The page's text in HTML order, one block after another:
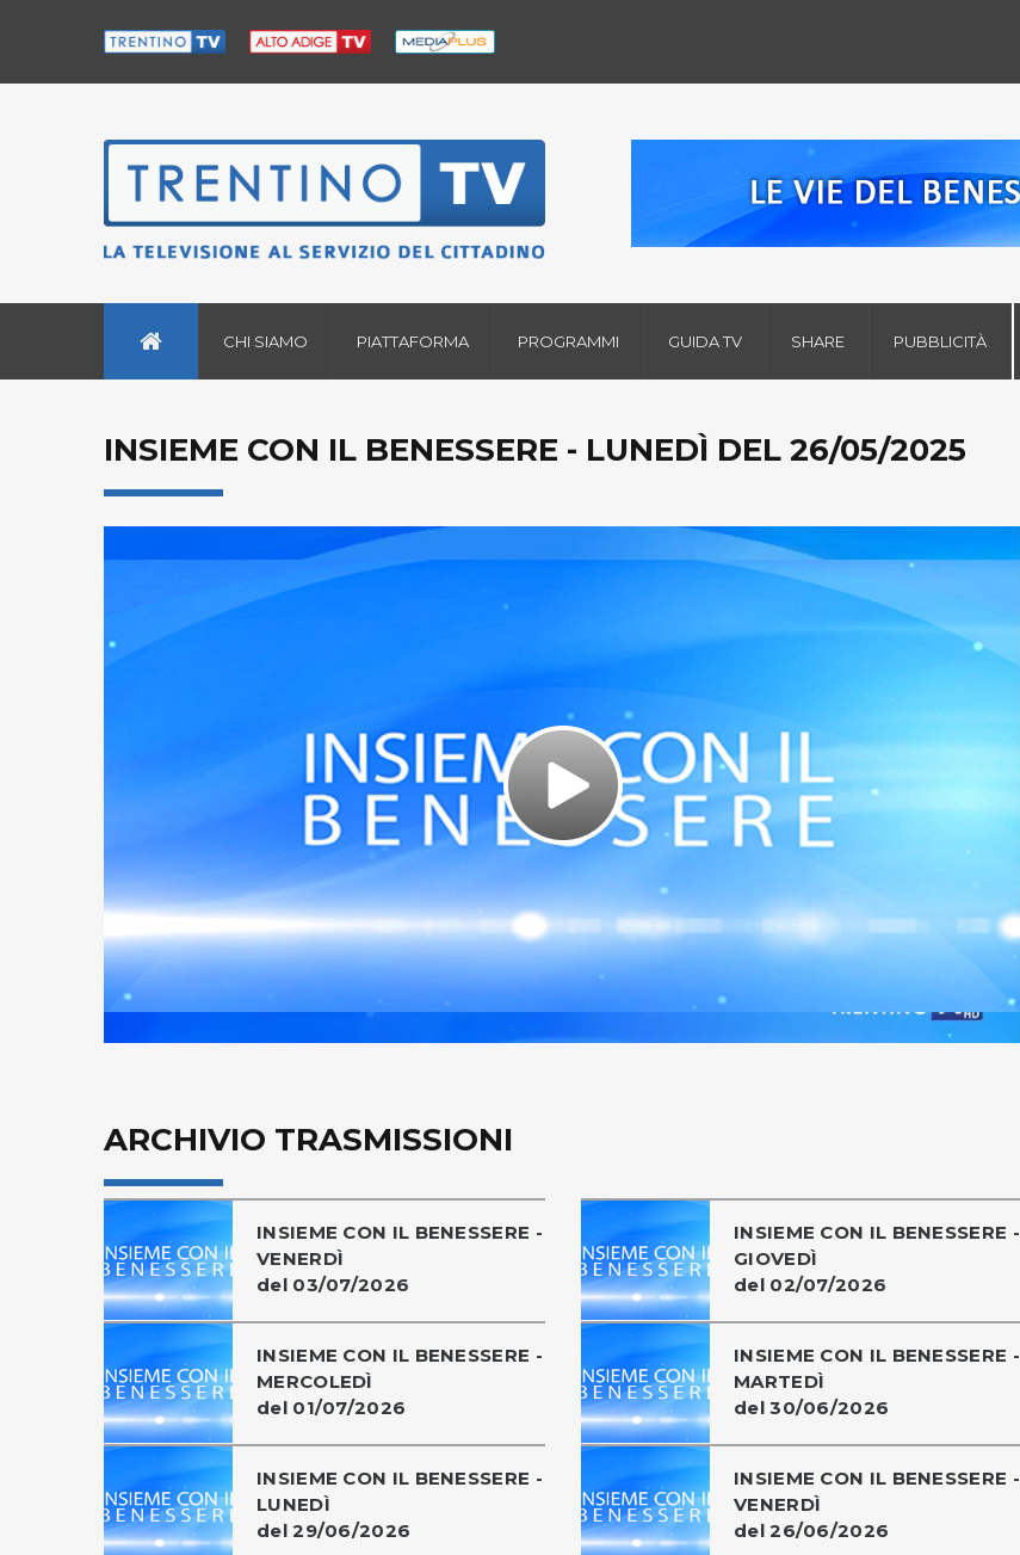
CHI SIAMO PIATTAFORMA PROGRAMMI GUIDA TV SHARE PUBBLICITÀ
INSIEME CON IL BENESSERE - LUNEDÌ DEL 26/05/2025
Play
Video
ARCHIVIO TRASMISSIONI
INSIEME CON IL BENESSERE -
VENERDÌ
del 03/07/2026
INSIEME CON IL BENESSERE -
GIOVEDÌ
del 02/07/2026
INSIEME CON IL BENESSERE -
MERCOLEDÌ
del 01/07/2026
INSIEME CON IL BENESSERE -
MARTEDÌ
del 30/06/2026
INSIEME CON IL BENESSERE -
LUNEDÌ
del 29/06/2026
INSIEME CON IL BENESSERE -
VENERDÌ
del 26/06/2026